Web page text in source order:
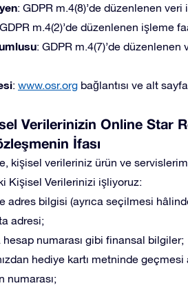
: GDPR m.4(8)’de düzenlenen veri
m.4(2)’de düzenlenen işleme
: GDPR m.4(7)’de düzenlenen
: www.osr.org bağlantısı ve alt
Verilerinizin Online Star
İfası
kişisel verileriniz ürün ve
Kişisel Verilerinizi işliyoruz:
adres bilgisi (ayrıca seçilmesi
adresi;
hesap numarası gibi finansal bilgiler;
hediye kartı metninde
numarası;